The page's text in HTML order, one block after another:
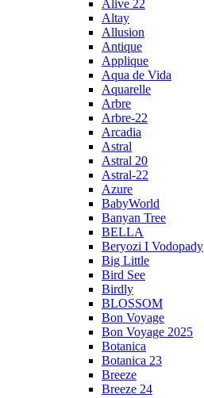
Alive 22
Altay
Allusion
Antique
Applique
Aqua de Vida
Aquarelle
Arbre
Arbre-22
Arcadia
Astral
Astral 20
Astral-22
Azure
BabyWorld
Banyan Tree
BELLA
Beryozi I Vodopady
Big Little
Bird See
Birdly
BLOSSOM
Bon Voyage
Bon Voyage 2025
Botanica
Botanica 23
Breeze
Breeze 24